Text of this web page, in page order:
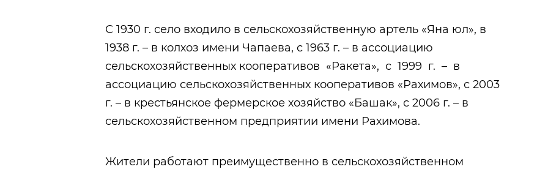
С 1930 г. село входило в сельскохозяйственную артель «Яна юл», в
1938 г. – в колхоз имени Чапаева, с 1963 г. – в ассоциацию
сельскохозяйственных кооперативов «Ракета», с 1999 г. – в
ассоциацию сельскохозяйственных кооперативов «Рахимов», с 2003
г. – в крестьянское фермерское хозяйство «Башак», с 2006 г. – в
сельскохозяйственном предприятии имени Рахимова.
Жители работают преимущественно в сельскохозяйственном